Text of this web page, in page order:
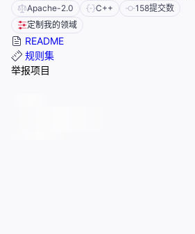
Apache-2.0 C++ 158提交数
定制我的领域
README
规则集
举报项目